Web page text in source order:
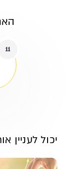
11
יכול לעניין